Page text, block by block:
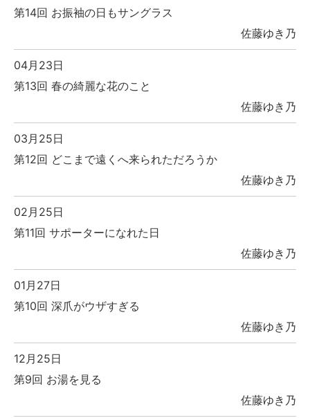
第14回 お振袖の日もサングラス
佐藤ゆき乃
04月23日
第13回 春の綺麗な花のこと
佐藤ゆき乃
03月25日
第12回 どこまで遠くへ来られただろうか
佐藤ゆき乃
02月25日
第11回 サポーターになれた日
佐藤ゆき乃
01月27日
第10回 深爪がウザすぎる
佐藤ゆき乃
12月25日
第9回 お湯を見る
佐藤ゆき乃